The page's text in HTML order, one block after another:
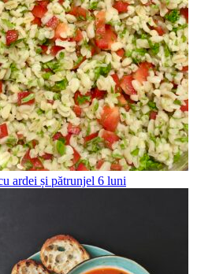
ardei și pătrunjel 6 luni